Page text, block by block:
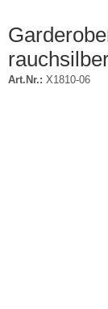
Art.Nr.: X1810-06